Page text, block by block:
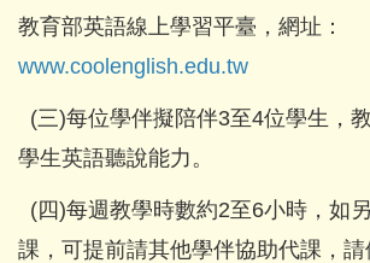
教育部英語線上學習平臺，網址：
www.coolenglish.edu.tw
(三)每位學伴擬陪伴3至4位學生，
學生英語聽說能力。
(四)每週教學時數約2至6小時，如
課，可提前請其他學伴協助代課，請